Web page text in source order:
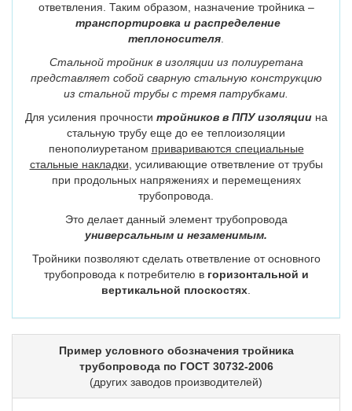
ответвления. Таким образом, назначение тройника –
транспортировка и распределение
теплоносителя
Стальной тройник в изоляции из полиуретана
представляет собой сварную стальную конструкцию
из стальной трубы с тремя патрубками.
Для усиления прочности тройников в ППУ изоляциина
стальную трубу еще до ее теплоизоляции
пенополиуретаном привариваются специальные
стальные накладки , усиливающие ответвление от трубы
при продольных напряжениях и перемещениях
трубопровода.
Это делает данный элемент трубопровода
универсальным и незаменимым.
Тройники позволяют сделать ответвление от основного
трубопровода к потребителю в горизонтальной и
вертикальной плоскостях
Пример условного обозначения тройника
трубопровода по ГОСТ 30732-2006
(других заводов производителей)